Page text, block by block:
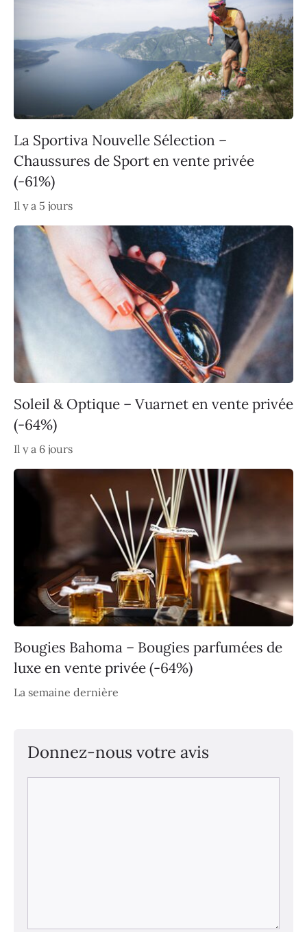
La Sportiva Nouvelle Sélection –
Chaussures de Sport en vente privée
(-61%)
Il y a 5 jours
Soleil & Optique – Vuarnet en vente privée
(-64%)
Il y a 6 jours
Bougies Bahoma – Bougies parfumées de
luxe en vente privée (-64%)
La semaine dernière
Donnez-nous votre avis